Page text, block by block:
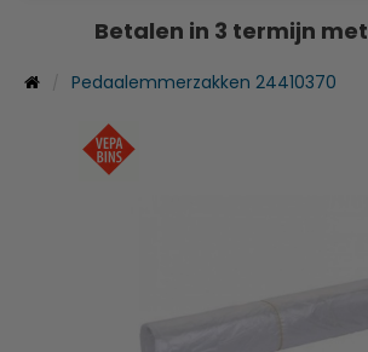
Betalen in 3 termijn met
Pedaalemmerzakken 24410370